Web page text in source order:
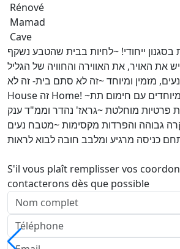
Rénové
Mamad
Cave
בסגנון ייחודי! ~לחיות בבית שהטבע נשקף
את האויר, את האווירה והחוויה של הגליל
מזמין ומיוחד ~זה לא סתם בית- זה לא
House זה Home! ~חמישה חדרים מיוחדים עם חימום תת
פרטיות מוחלטת ~גראז' נהדר וממ"ד ענק
גבוהה והפרדות מקסימות ~מטבח נעים
כניסה מרגיע ומלבב חובה לבוא לראות
S'il vous plaît remplisser vos
contacterons dès que possible